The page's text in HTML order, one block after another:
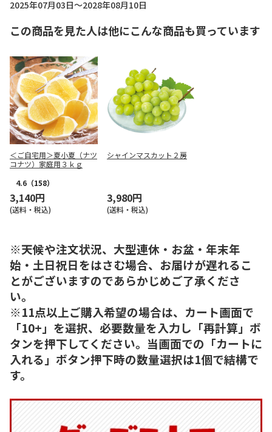
2025年07月03日～2028年08月10日
この商品を見た人は他にこんな商品も買っています
＜ご自宅用＞夏小夏（ナツ
コナツ）家庭用３ｋｇ
4.6 （158）
3,140円
(送料・税込)
シャインマスカット２房
3,980円
(送料・税込)
※天候や注文状況、大型連休・お盆・年末年
始・土日祝日をはさむ場合、お届けが遅れるこ
とがございますのであらかじめご了承くださ
い。
※11点以上ご購入希望の場合は、カート画面で
「10+」を選択、必要数量を入力し「再計算」ボ
タンを押下してください。当画面での「カートに
入れる」ボタン押下時の数量選択は1個で結構で
す。